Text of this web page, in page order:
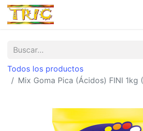
Todos los productos
Mix Goma Pica (Ácidos) FINI 1kg